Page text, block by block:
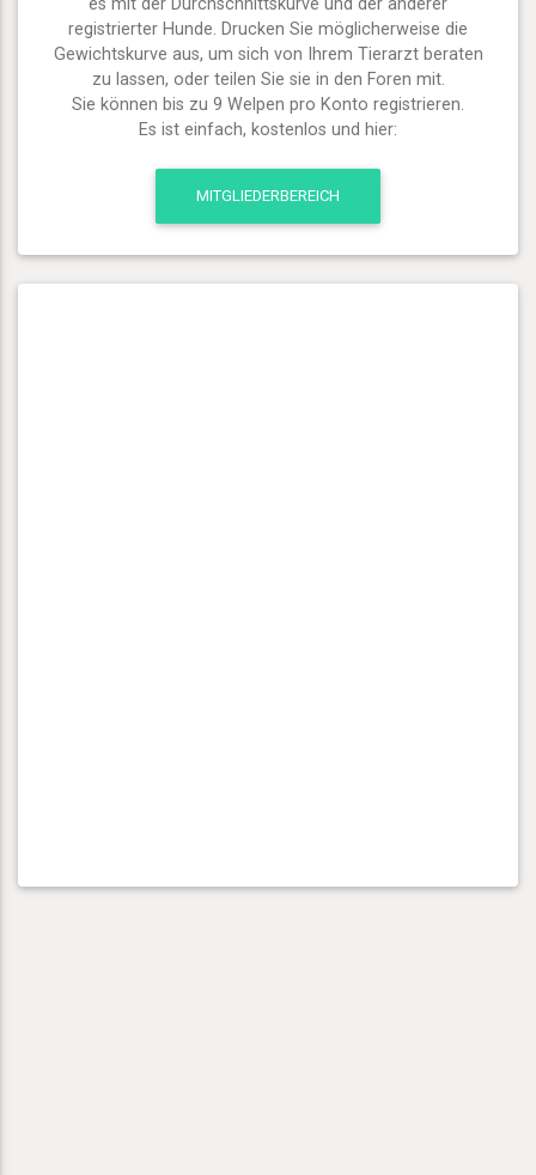
es mit der Durchschnittskurve und der anderer
registrierter Hunde. Drucken Sie möglicherweise die
Gewichtskurve aus, um sich von Ihrem Tierarzt beraten
zu lassen, oder teilen Sie sie in den Foren mit.
Sie können bis zu 9 Welpen pro Konto registrieren.
Es ist einfach, kostenlos und hier:
MITGLIEDERBEREICH